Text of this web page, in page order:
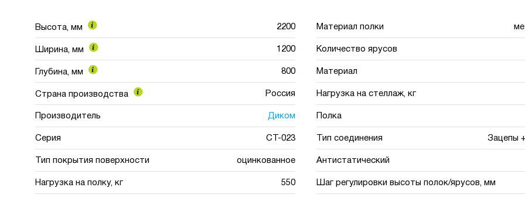
Высота, мм 2200
Ширина, мм 1200
Глубина, мм 800
Страна производства Россия
Производитель Диком
Серия СТ-023
Тип покрытия поверхности оцинкованное
Нагрузка на полку, кг 550
Материал полки
Количество ярусов
Материал
Нагрузка на стеллаж, кг
Полка
Тип соединения Зацепы
Антистатический
Шаг регулировки высоты полок/ярусов, мм